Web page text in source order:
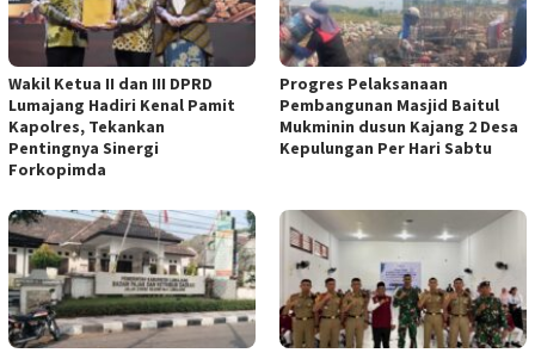
Wakil Ketua II dan III DPRD
Lumajang Hadiri Kenal Pamit
Kapolres, Tekankan
Pentingnya Sinergi
Forkopimda
Progres Pelaksanaan
Pembangunan Masjid Baitul
Mukminin dusun Kajang 2 Desa
Kepulungan Per Hari Sabtu